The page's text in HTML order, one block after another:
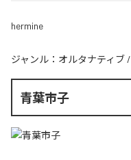
hermine
ジャンル： オルタナティブ /
青葉市子